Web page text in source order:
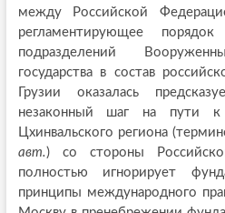
между Российской
регламентирующее
подразделений
государства в состав
Грузии оказалась
незаконный шаг на пути к
Цхинвальского региона
авт.) со стороны
полностью игнорирует
принципы международного